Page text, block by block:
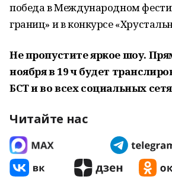
победа в Международном
границ» и в конкурсе
Не пропустите яркое шоу.
ноября в 19 ч будет
БСТ и во всех социальных
Читайте нас